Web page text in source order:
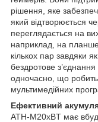
рішення, яке
який відтворюється
переглядається на
наприклад, на
кількох пар завдяки
бездротове
одночасно, що
мультимедійних
Ефективний
ATH-M20xBT має